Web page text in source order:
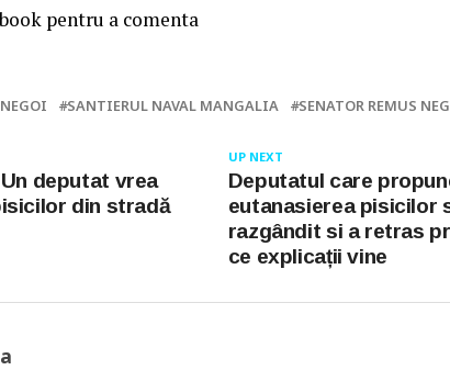
pentru a comenta
SANTIERUL NAVAL MANGALIA SENATOR REMUS
UP NEXT
Deputatul care
eutanasierea pisicilor
razgândit si a retras
ce explicații vine
deputat vrea
din stradă